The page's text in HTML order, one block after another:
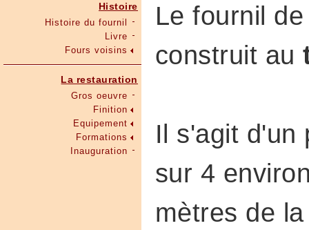
Histoire
Histoire du fournil
Livre
Fours voisins
La restauration
Gros oeuvre
Finition
Equipement
Formations
Inauguration
Le fournil
construit au
Il s'agit d'un
sur 4
mètres de